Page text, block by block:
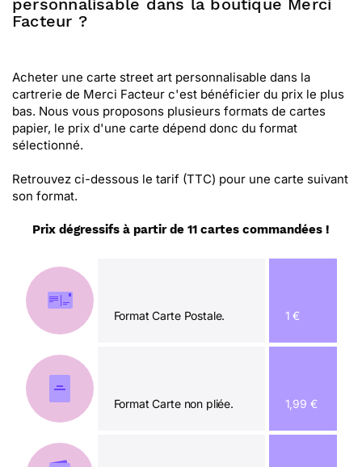
personnalisable dans la boutique Merci
Facteur ?
Acheter une carte street art personnalisable dans la
cartrerie de Merci Facteur c'est bénéficier du prix le plus
bas. Nous vous proposons plusieurs formats de cartes
papier, le prix d'une carte dépend donc du format
sélectionné.
Retrouvez ci-dessous le tarif (TTC) pour une carte suivant
son format.
Prix dégressifs à partir de 11 cartes commandées !
Format Carte Postale. 1 €
Format Carte non pliée. 1,99 €